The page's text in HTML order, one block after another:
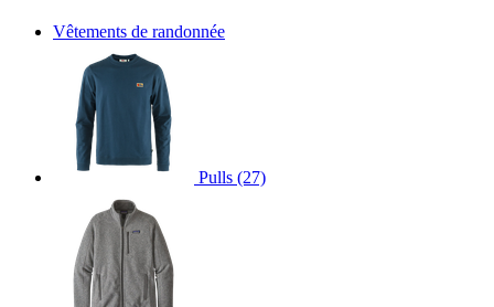
Vêtements de randonnée
Pulls (27)